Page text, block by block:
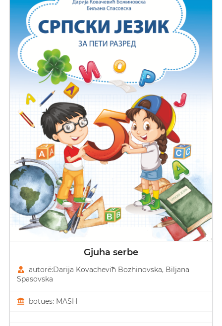
Gjuha serbe
autorë:Darija Kovacheviћ Bozhinovska, Biljana
Spasovska
botues: MASH